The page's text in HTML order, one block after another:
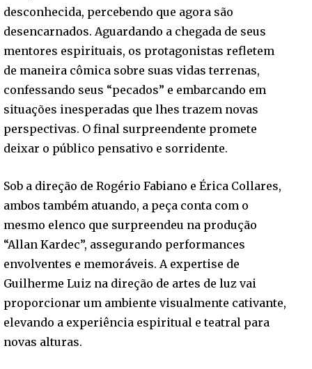
desconhecida, percebendo que agora são
desencarnados. Aguardando a chegada de seus
mentores espirituais, os protagonistas refletem
de maneira cômica sobre suas vidas terrenas,
confessando seus “pecados” e embarcando em
situações inesperadas que lhes trazem novas
perspectivas. O final surpreendente promete
deixar o público pensativo e sorridente.
Sob a direção de Rogério Fabiano e Érica Collares,
ambos também atuando, a peça conta com o
mesmo elenco que surpreendeu na produção
“Allan Kardec”, assegurando performances
envolventes e memoráveis. A expertise de
Guilherme Luiz na direção de artes de luz vai
proporcionar um ambiente visualmente cativante,
elevando a experiência espiritual e teatral para
novas alturas.